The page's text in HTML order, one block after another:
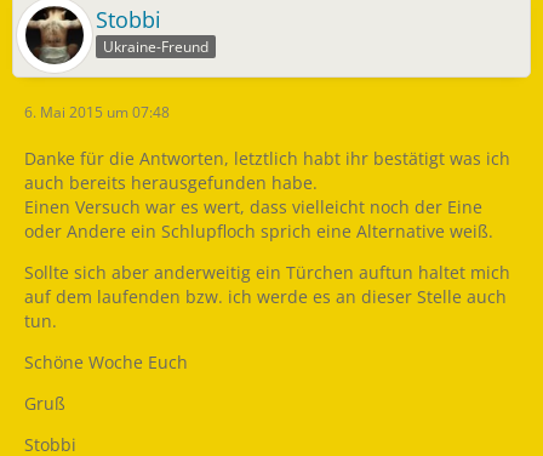
Stobbi
Ukraine-Freund
6. Mai 2015 um 07:48
Danke für die Antworten, letztlich habt ihr bestätigt was ich
auch bereits herausgefunden habe.
Einen Versuch war es wert, dass vielleicht noch der Eine
oder Andere ein Schlupfloch sprich eine Alternative weiß.
Sollte sich aber anderweitig ein Türchen auftun haltet mich
auf dem laufenden bzw. ich werde es an dieser Stelle auch
tun.
Schöne Woche Euch
Gruß
Stobbi